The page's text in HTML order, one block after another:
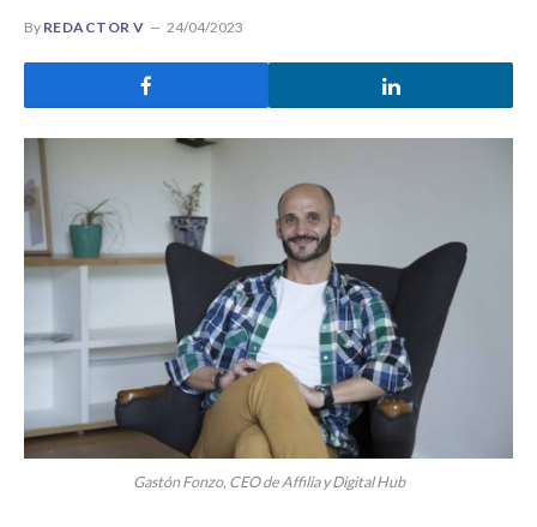
By REDACTOR V 24/04/2023
Gastón Fonzo, CEO de Affilia y Digital Hub